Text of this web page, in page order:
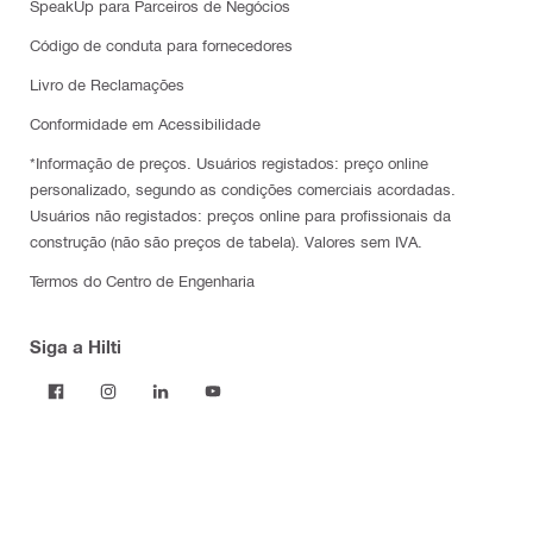
SpeakUp para Parceiros de Negócios
Código de conduta para fornecedores
Livro de Reclamações
Conformidade em Acessibilidade
*Informação de preços. Usuários registados: preço online
personalizado, segundo as condições comerciais acordadas.
Usuários não registados: preços online para profissionais da
construção (não são preços de tabela). Valores sem IVA.
Termos do Centro de Engenharia
Siga a Hilti